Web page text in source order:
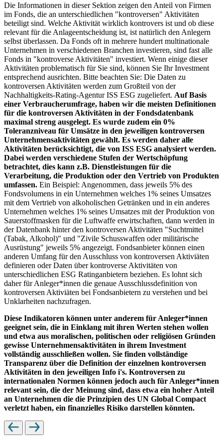
Die Informationen in dieser Sektion zeigen den Anteil von Firmen
im Fonds, die an unterschiedlichen "kontroversen" Aktivitäten
beteiligt sind. Welche Aktivität wirklich kontrovers ist und ob diese
relevant für die Anlageentscheidung ist, ist natürlich den Anlegern
selbst überlassen. Da Fonds oft in mehrere hundert multinationale
Unternehmen in verschiedenen Branchen investieren, sind fast alle
Fonds in "kontroverse Aktivitäten" investiert. Wenn einige dieser
Aktivitäten problematisch für Sie sind, können Sie Ihr Investment
entsprechend ausrichten. Bitte beachten Sie: Die Daten zu
kontroversen Aktivitäten werden zum Großteil von der
Nachhaltigkeits-Rating-Agentur ISS ESG zugeliefert. Auf Basis
einer Verbraucherumfrage, haben wir die meisten Definitionen
für die kontroversen Aktivitäten in der Fondsdatenbank
maximal streng ausgelegt. Es wurde zudem ein 0%
Toleranzniveau für Umsätze in den jeweiligen kontroversen
Unternehmensaktivitäten gewählt. Es werden daher alle
Aktivitäten berücksichtigt, die von ISS ESG analysiert werden.
Dabei werden verschiedene Stufen der Wertschöpfung
betrachtet, dies kann z.B. Dienstleistungen für die
Verarbeitung, die Produktion oder den Vertrieb von Produkten
umfassen. Ein Beispiel: Angenommen, dass jeweils 5% des
Fondsvolumens in ein Unternehmen welches 1% seines Umsatzes
mit dem Vertrieb von alkoholischen Getränken und in ein anderes
Unternehmen welches 1% seines Umsatzes mit der Produktion von
Sauerstoffmasken für die Luftwaffe erwirtschaften, dann werden in
der Datenbank hinter den kontroversen Aktivitäten "Suchtmittel
(Tabak, Alkohol)" und "Zivile Schusswaffen oder militärische
Ausrüstung" jeweils 5% angezeigt. Fondsanbieter können einen
anderen Umfang für den Ausschluss von kontroversen Aktiviäten
definieren oder Daten über kontroverse Aktivitäten von
unterschiedlichen ESG Ratinganbietern beziehen. Es lohnt sich
daher für Anleger*innen die genaue Ausschlussdefinition von
kontroversen Aktiviäten bei Fondsanbietern zu verstehen und bei
Unklarheiten nachzufragen.
Diese Indikatoren können unter anderem für Anleger*innen
geeignet sein, die in Einklang mit ihren Werten stehen wollen
und etwa aus moralischen, politischen oder religiösen Gründen
gewisse Unternehmensaktivitäten in ihrem Investment
vollständig ausschließen wollen. Sie finden vollständige
Transparenz über die Definition der einzelnen kontroversen
Aktivitäten in den jeweiligen Info i's. Kontroversen zu
internationalen Normen können jedoch auch für Anleger*innen
relevant sein, die der Meinung sind, dass etwa ein hoher Anteil
an Unternehmen die die Prinzipien des UN Global Compact
verletzt haben, ein finanzielles Risiko darstellen könnten.